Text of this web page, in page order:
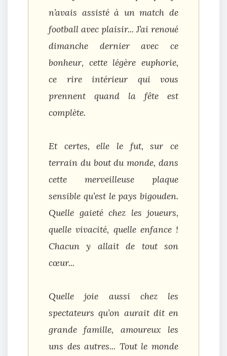
n’avais assisté à un match de
football avec plaisir... J’ai renoué
dimanche dernier avec ce
bonheur, cette légère euphorie,
ce rire intérieur qui vous
prennent quand la fête est
complète.
Et certes, elle le fut, sur ce
terrain du bout du monde, dans
cette merveilleuse plaque
sensible qu’est le pays bigouden.
Quelle gaieté chez les joueurs,
quelle vivacité, quelle enfance !
Chacun y allait de tout son
cœur...
Quelle joie aussi chez les
spectateurs qu’on aurait dit en
grande famille, amoureux les
uns des autres... Tout le monde